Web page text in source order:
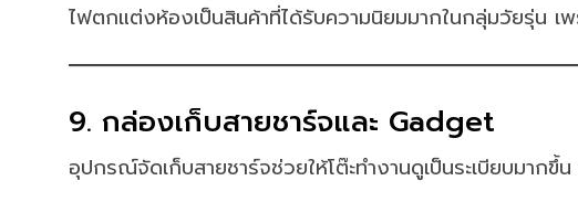
ไฟตกแต่งห้องเป็นสินค้าที่ได้รับความนิยมมากในกลุ่มวัยรุ่น เ
9. กล่องเก็บสายชาร์จและ Gadget
อุปกรณ์จัดเก็บสายชาร์จช่วยให้โต๊ะทำงานดูเป็นระเบียบมาก